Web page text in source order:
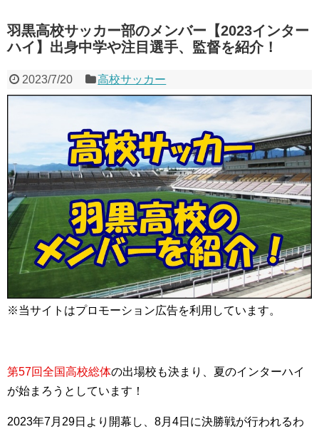
羽黒高校サッカー部のメンバー【2023インター
ハイ】出身中学や注目選手、監督を紹介！
2023/7/20 高校サッカー
※当サイトはプロモーション広告を利用しています。
第57回全国高校総体の出場校も決まり、夏のインターハイ
が始まろうとしています！
2023年7月29日より開幕し、8月4日に決勝戦が行われるわ